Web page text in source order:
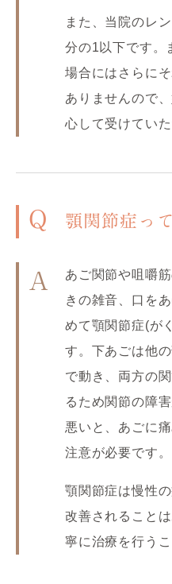
また、当院のレ
分の1以下です。
場合にはさらに
ありませんので
心して受けていた
Q 顎関節症っ
A
あご関節や咀嚼
きの雑音、口を
めて顎関節症(が
す。下あごは他
で動き、両方の
るため関節の障
悪いと、あごに
注意が必要です。
顎関節症は慢性
改善されること
寧に治療を行う